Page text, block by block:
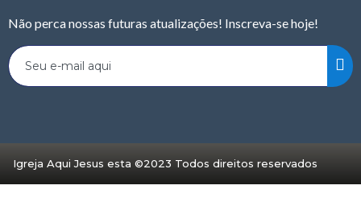
Não perca nossas futuras atualizações! Inscreva-se hoje!
Igreja Aqui Jesus esta ©2023 Todos direitos reservados